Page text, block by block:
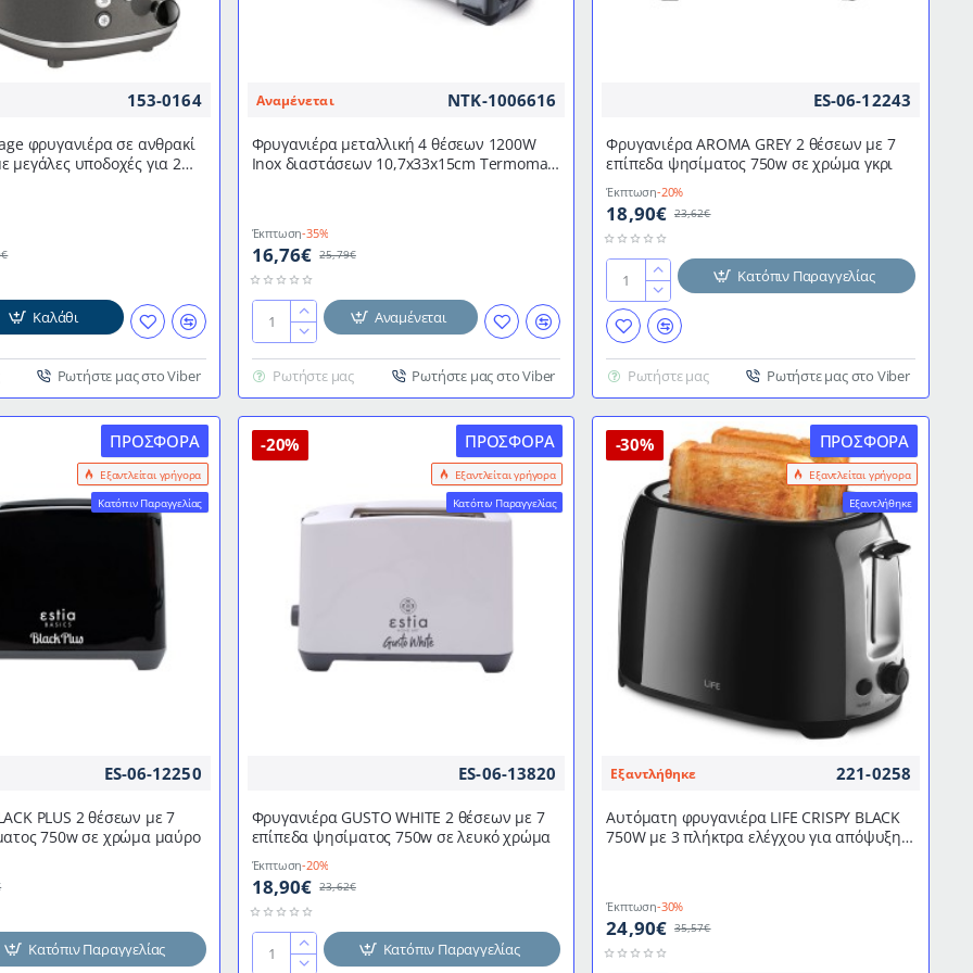
153-0164
φρυγανιέρα σε ανθρακί
μεγάλες υποδοχές για 2
Καλάθι
Ρωτήστε μας στο Viber
Αναμένεται NTK-1006616
Φρυγανιέρα μεταλλική 4 θέσεων 1200W
Inox διαστάσεων 10,7x33x15cm Termomax
Έκπτωση-35%
16,76€ 25,79€
Φρυγανιέρα
4
θέσεων
1200W
Inox
διαστάσεων
Αναμένεται
Ρωτήστε μας Ρωτήστε μας στο Viber
ES-06-12243
Φρυγανιέρα AROMA GREY 2 θέσεων με 7
επίπεδα ψησίματος 750w σε χρώμα γκρι
Έκπτωση-20%
18,90€ 23,62€
Φρυγανιέρα
AROMA
GREY
2
θέσεων
με
7
επίπεδα
ψησίματος
χρώμα
γκρι
Κατόπιν Παραγγελίας
Ρωτήστε μας Ρωτήστε μας στο Viber
ΠΡΟΣΦΟΡΆ
Εξαντλείται γρήγορα
Κατόπιν Παραγγελίας
ES-06-12250
PLUS 2 θέσεων με 7
750w σε χρώμα μαύρο
Κατόπιν Παραγγελίας
ΠΡΟΣΦΟΡΆ
Εξαντλείται γρήγορα
-20%
Κατόπιν Παραγγελίας
ES-06-13820
Φρυγανιέρα GUSTO WHITE 2 θέσεων με 7
επίπεδα ψησίματος 750w σε λευκό χρώμα
Έκπτωση-20%
18,90€ 23,62€
Φρυγανιέρα
Κατόπιν Παραγγελίας
ΠΡΟΣΦΟΡΆ
Εξαντλείται γρήγορα
-30%
Εξαντλήθηκε
Εξαντλήθηκε 221-0258
Αυτόματη φρυγανιέρα LIFE CRISPY BLACK
750W με 3 πλήκτρα ελέγχου για απόψυξη,
Έκπτωση-30%
24,90€ 35,57€